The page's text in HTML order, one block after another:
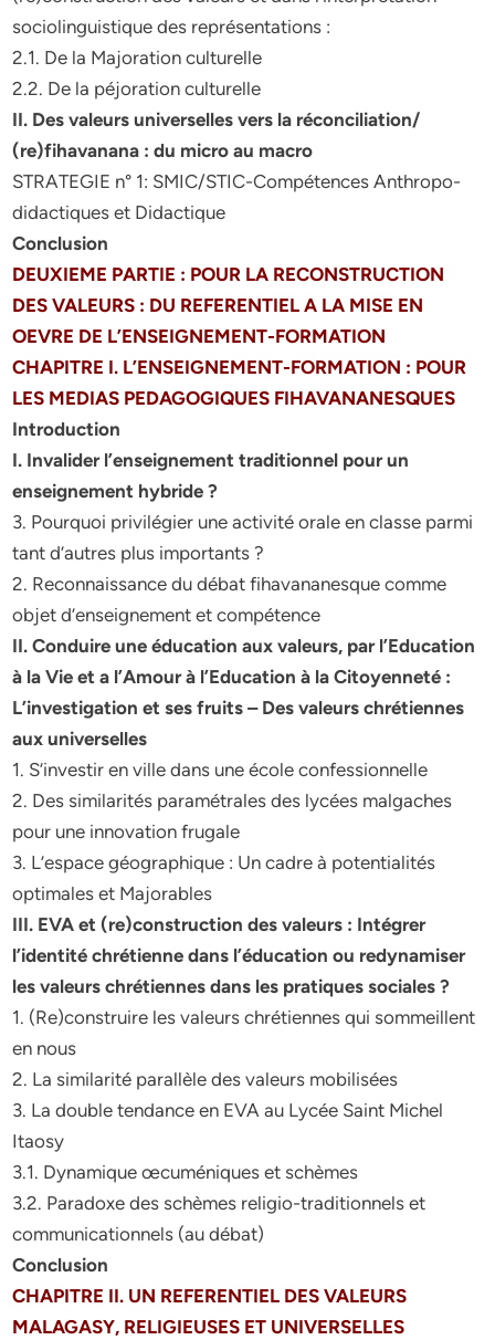
sociolinguistique des représentations :
2.1. De la Majoration culturelle
2.2. De la péjoration culturelle
II. Des valeurs universelles vers la réconciliation/
(re)fihavanana : du micro au macro
STRATEGIE n° 1: SMIC/STIC-Compétences Anthropo-
didactiques et Didactique
Conclusion
DEUXIEME PARTIE : POUR LA RECONSTRUCTION
DES VALEURS : DU REFERENTIEL A LA MISE EN
OEVRE DE L’ENSEIGNEMENT-FORMATION
CHAPITRE I. L’ENSEIGNEMENT-FORMATION : POUR
LES MEDIAS PEDAGOGIQUES FIHAVANANESQUES
Introduction
I. Invalider l’enseignement traditionnel pour un
enseignement hybride ?
3. Pourquoi privilégier une activité orale en classe parmi
tant d’autres plus importants ?
2. Reconnaissance du débat fihavananesque comme
objet d’enseignement et compétence
II. Conduire une éducation aux valeurs, par l’Education
à la Vie et a l’Amour à l’Education à la Citoyenneté :
L’investigation et ses fruits – Des valeurs chrétiennes
aux universelles
1. S’investir en ville dans une école confessionnelle
2. Des similarités paramétrales des lycées malgaches
pour une innovation frugale
3. L’espace géographique : Un cadre à potentialités
optimales et Majorables
III. EVA et (re)construction des valeurs : Intégrer
l’identité chrétienne dans l’éducation ou redynamiser
les valeurs chrétiennes dans les pratiques sociales ?
1. (Re)construire les valeurs chrétiennes qui sommeillent
en nous
2. La similarité parallèle des valeurs mobilisées
3. La double tendance en EVA au Lycée Saint Michel
Itaosy
3.1. Dynamique œcuméniques et schèmes
3.2. Paradoxe des schèmes religio-traditionnels et
communicationnels (au débat)
Conclusion
CHAPITRE II. UN REFERENTIEL DES VALEURS
MALAGASY, RELIGIEUSES ET UNIVERSELLES